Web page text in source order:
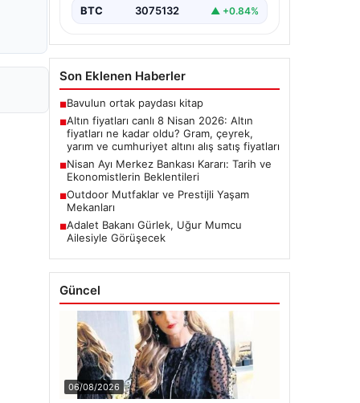
BTC 3075132 ▲ +0.84%
Son Eklenen Haberler
■Bavulun ortak paydası kitap
■Altın fiyatları canlı 8 Nisan 2026: Altın
fiyatları ne kadar oldu? Gram, çeyrek,
yarım ve cumhuriyet altını alış satış fiyatları
■Nisan Ayı Merkez Bankası Kararı: Tarih ve
Ekonomistlerin Beklentileri
■Outdoor Mutfaklar ve Prestijli Yaşam
Mekanları
■Adalet Bakanı Gürlek, Uğur Mumcu
Ailesiyle Görüşecek
Güncel
06/08/2026